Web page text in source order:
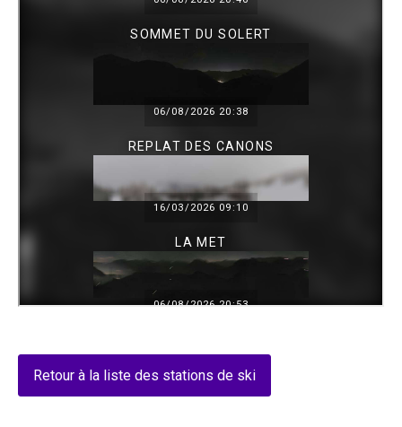
Retour à la liste des stations de ski